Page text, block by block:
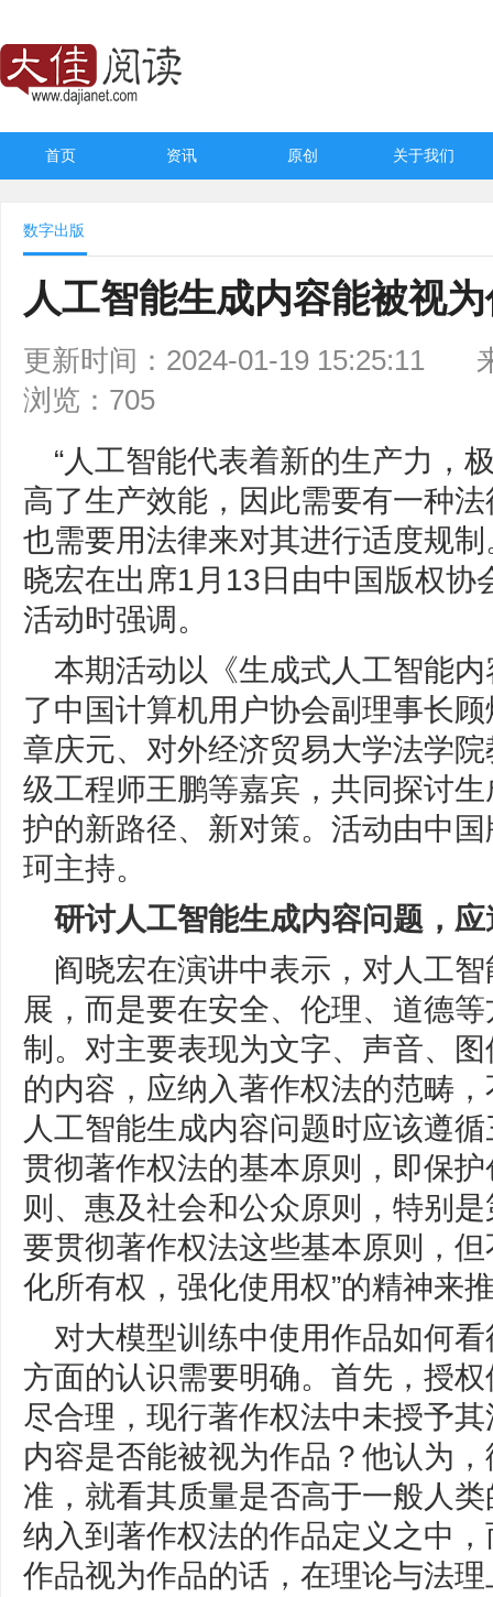
首页 资讯 原创 关于我们
数字出版
人工智能生成内容能被视
更新时间：2024-01-19 15:25:11
浏览：705
“人工智能代表着新的生产力，
高了生产效能，因此需要有一种
也需要用法律来对其进行适度规
晓宏在出席1月13日由中国版权协
活动时强调。
本期活动以《生成式人工智能
了中国计算机用户协会副理事长
章庆元、对外经济贸易大学法学
级工程师王鹏等嘉宾，共同探讨
护的新路径、新对策。活动由中
珂主持。
研讨人工智能生成内容问题，
阎晓宏在演讲中表示，对人工
展，而是要在安全、伦理、道德
制。对主要表现为文字、声音、
的内容，应纳入著作权法的范畴
人工智能生成内容问题时应该遵
贯彻著作权法的基本原则，即保
则、惠及社会和公众原则，特别
要贯彻著作权法这些基本原则，
化所有权，强化使用权”的精神来
对大模型训练中使用作品如何
方面的认识需要明确。首先，授
尽合理，现行著作权法中未授予
内容是否能被视为作品？他认为
准，就看其质量是否高于一般人
纳入到著作权法的作品定义之中
作品视为作品的话，在理论与法